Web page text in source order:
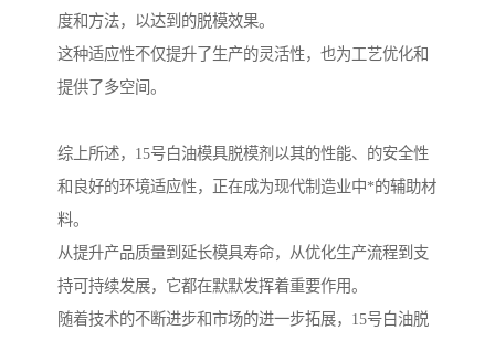
度和方法，以达到的脱模效果。
这种适应性不仅提升了生产的灵活性，也为工艺优化和
提供了多空间。
综上所述，15号白油模具脱模剂以其的性能、的安全性
和良好的环境适应性，正在成为现代制造业中*的辅助材
料。
从提升产品质量到延长模具寿命，从优化生产流程到支
持可持续发展，它都在默默发挥着重要作用。
随着技术的不断进步和市场的进一步拓展，15号白油脱